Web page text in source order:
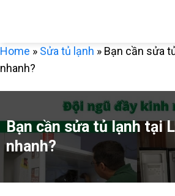
Home » Sửa tủ lạnh » Bạn cần sửa
nhanh?
Bạn cần sửa tủ lạnh tại
nhanh?